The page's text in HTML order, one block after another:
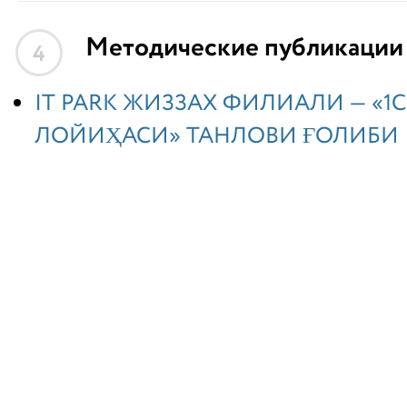
4 Методические публикации
IT PARK ЖИЗЗАХ ФИЛИАЛИ —
ЛОЙИҲАСИ» ТАНЛОВИ ҒОЛИБИ